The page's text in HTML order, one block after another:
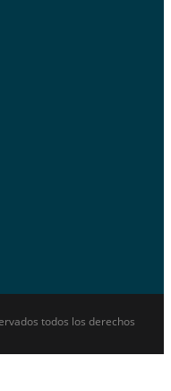
todos los derechos